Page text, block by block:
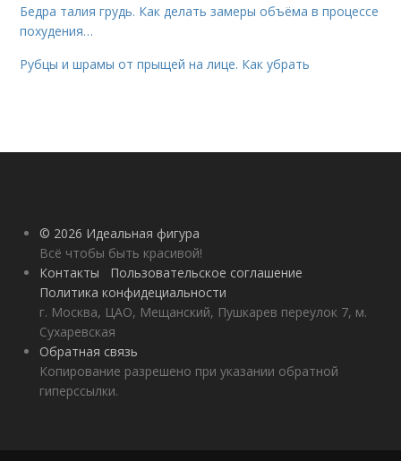
Бедра талия грудь. Как делать замеры объёма в процессе
похудения…
Рубцы и шрамы от прыщей на лице. Как убрать
© 2026 Идеальная фигура
Всё чтобы быть красивой!
Контакты
Пользовательское соглашение
Политика конфидециальности
г. Москва, ЦАО, Мещанский, Пушкарев переулок 7, м.
Сухаревская
Обратная связь
Копирование разрешено при указании обратной
гиперссылки.